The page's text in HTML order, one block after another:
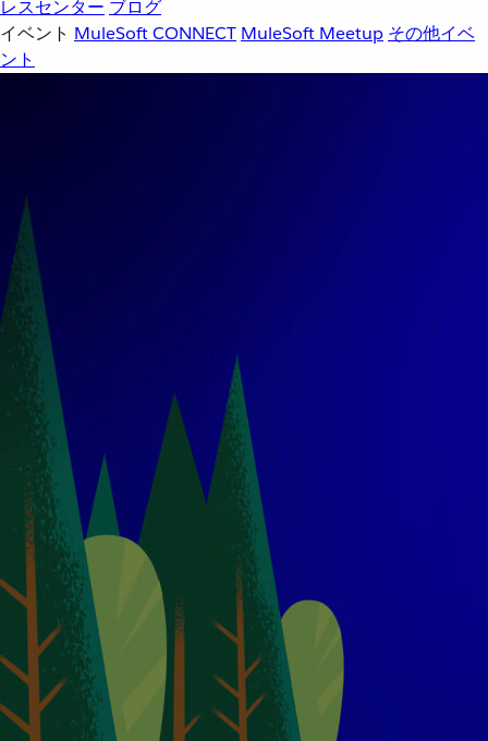
レスセンター ブログ
イベント MuleSoft CONNECT MuleSoft Meetup その他イベ
ント